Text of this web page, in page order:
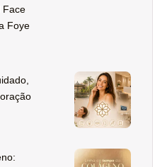
Face
Foye